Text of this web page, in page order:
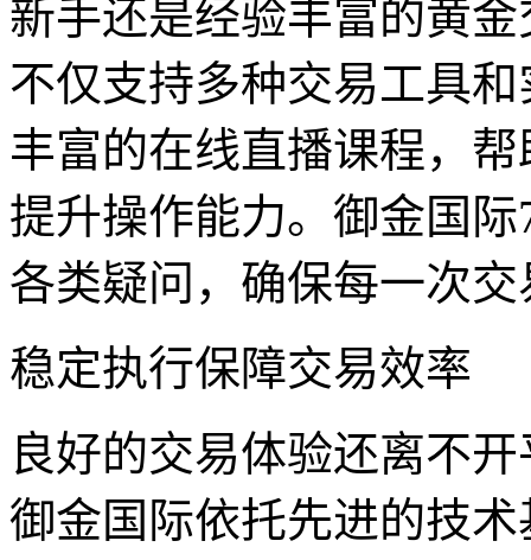
新手还是经验丰富的黄
不仅支持多种交易工具
丰富的在线直播课程，
提升操作能力。御金国
各类疑问，确保每一次
稳定执行保障交易效率
良好的交易体验还离不
御金国际依托先进的技